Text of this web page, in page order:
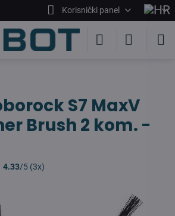
Korisnički panel
S7 MaxV
Brush 2 kom. -
4.33/5 (3x)